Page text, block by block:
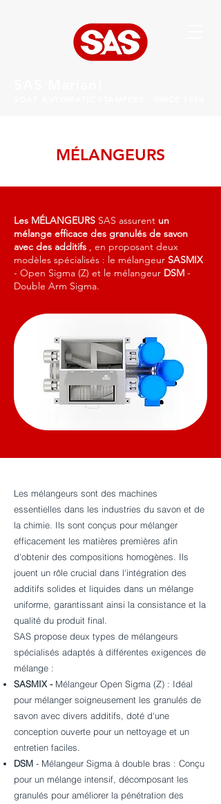
MÉLANGEURS
Les MÉLANGEURS SAS assurent un
mélange efficace des granulés de savon
avec des additifs , en proposant deux
modèles spécialisés : le mélangeur SASMIX
- Open Sigma (Z) et le mélangeur DSM -
Double Arm Sigma.
Les mélangeurs sont des machines
essentielles dans les industries du savon et de
la chimie. Ils sont conçus pour mélanger
efficacement les matières premières afin
d'obtenir des compositions homogènes. Ils
jouent un rôle crucial dans l'intégration des
additifs solides et liquides dans un mélange
uniforme, garantissant ainsi la consistance et la
qualité du produit final.
SAS propose deux types de mélangeurs
spécialisés adaptés à différentes exigences de
mélange :
SASMIX -Mélangeur Open Sigma (Z) : Idéal
pour mélanger soigneusement les granulés de
savon avec divers additifs, doté d'une
conception ouverte pour un nettoyage et un
entretien faciles.
DSM - Mélangeur Sigma à double bras : Conçu
pour un mélange intensif, décomposant les
granulés pour améliorer la pénétration des